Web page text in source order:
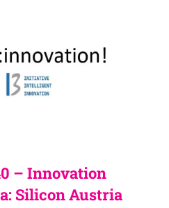
– Innovation
Silicon Austria